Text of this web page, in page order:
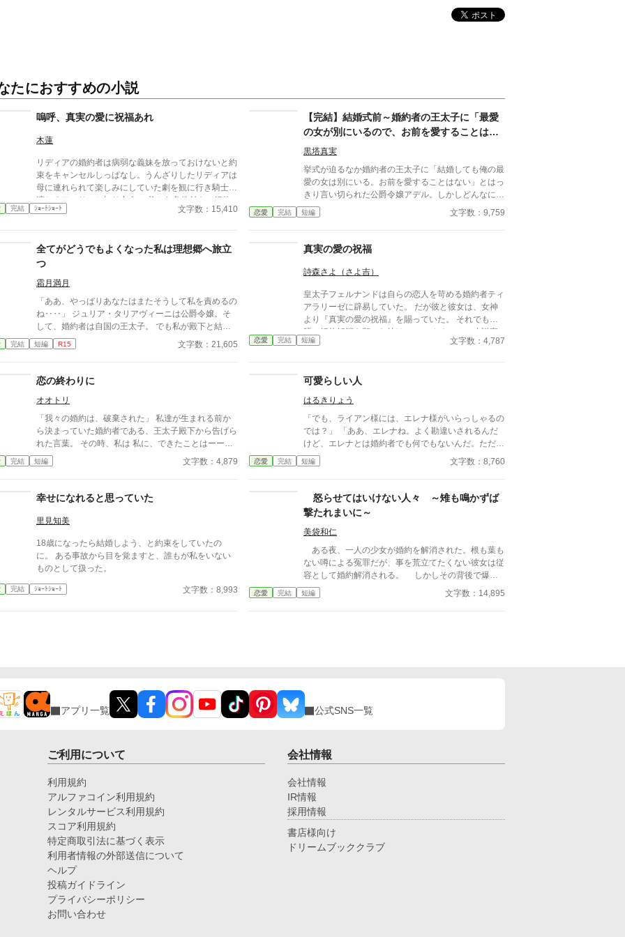
たにおすすめの小説
嗚呼、真実の愛に祝福あれ
木蓮
リディアの婚約者は病弱な義妹を放っておけないと約
束をキャンセルしっぱなし。うんざりしたリディアは
母に連れられて楽しみにしていた劇を観に行き騎士を
演じるアーサーと知り合う。 父から条件付きで婚約
者との婚約解消の許可をもらったリディアはせっせと
かけに非常識な2人の暴走に巻き込まれ、アーサーを
巻きこんだ喜劇（？）の幕が上がる――。 推し活し
撃退した、ゆるふわ恋愛劇。
完結 ｼｮｰﾄｼｮｰﾄ 文字数：15,410
【完結】結婚式前～婚約者の王太子に「最愛
の女が別にいるので、お前を愛することはな
い」と言われました～
黒塔真実
挙式が迫るなか婚約者の王太子に「結婚しても俺の最
愛の女は別にいる。お前を愛することはない」とはっ
きり言い切られた公爵令嬢アデル。しかしどんなに婚
約者としてないがしろにされても女性としての誇りを
傷つけられても彼女は平気だった。なぜなら大切な
卒業ダンスパーティーの夜、アデルはかつてない、世
なろうにも別タイトルで重複投稿←【ジャンル日間4
恋愛 完結 短編 文字数：9,759
全てがどうでもよくなった私は理想郷へ旅立
つ
霜月満月
「ああ、やっぱりあなたはまたそうして私を責めるの
ね‥‥」 ジュリア・タリアヴィーニは公爵令嬢。そ
して、婚約者は自国の王太子。 でも私が殿下と結婚
することはない。だってあなたは他の人を選んだのだ
もの。『前』と変わらず━━ これはとある能力を持
れる王太子の遠回りな物語。 ※なろう様で投稿済み
の作品です。 ※画像はジュリアの婚約披露の時のイ
メージです。
完結 短編 R15 文字数：21,605
真実の愛の祝福
詩森さよ（さよ吉）
皇太子フェルナンドは自らの恋人を苛める婚約者ティ
アラリーゼに辟易していた。 だが彼と彼女は、女神
より『真実の愛の祝福』を賜っていた。 それでも強
硬に婚約解消を願った彼は……。 カクヨム、小説家
になろうにも掲載。 筆者は体調不良なことも多く、
恋愛 完結 短編 文字数：4,787
恋の終わりに
オオトリ
「我々の婚約は、破棄された」 私達が生まれる前か
ら決まっていた婚約者である、王太子殿下から告げら
れた言葉。 その時、私は 私に、できたことはーーー
※小説家になろうさんでも投稿。 ※一時間ごとに公
開し、全３話で完結です。 タイトル及び、タグにご
完結 短編 文字数：4,879
可愛らしい人
はるきりょう
「でも、ライアン様には、エレナ様がいらっしゃるの
では？」 「ああ、エレナね。よく勘違いされるんだ
けど、エレナとは婚約者でも何でもないんだ。ただの
幼馴染み」 「それにあいつはひとりで生きていける
から」 女性ながらに剣術を学ぶエレナは可愛げがな
てられる。 けれど、 「エレナ嬢」 「なんでしょう
か？」 「今日の夜会のパートナーはお決まりです
か？」 その言葉でパートナー同伴の夜会に招待さ
れていたことを思い出した。いつものとおりライアン
と一緒に行くと思っていたので参加の返事を出してい
たのだ。 「……いいえ」 当日の欠席は著しく評価
を下げる。今後、家庭教師として仕事をしていきたい
と考えるのであれば、父親か兄に頼んででも行った方
がいいだろう。 「よければ僕と一緒に行きません
恋愛 完結 短編 文字数：8,760
幸せになれると思っていた
里見知美
18歳になったら結婚しよう、と約束をしていたの
に。 ある事故から目を覚ますと、誰もが私をいない
ものとして扱った。
完結 ｼｮｰﾄｼｮｰﾄ 文字数：8,993
怒らせてはいけない人々 ～雉も鳴かずば
撃たれまいに～
美袋和仁
ある夜、一人の少女が婚約を解消された。根も葉も
ない噂による冤罪だが、事を荒立てたくない彼女は従
容として婚約解消される。 しかしその背後で爆音
が轟き、一人の男性が姿を見せた。彼は少女の父親。
怒らせてはならない人々に繋がる少女の婚約解消
恋愛 完結 短編 文字数：14,895
アプリ一覧 公式SNS一覧
ご利用について
利用規約
アルファコイン利用規約
レンタルサービス利用規約
スコア利用規約
特定商取引法に基づく表示
利用者情報の外部送信について
ヘルプ
投稿ガイドライン
プライバシーポリシー
お問い合わせ
会社情報
会社情報
IR情報
採用情報
書店様向け
ドリームブッククラブ